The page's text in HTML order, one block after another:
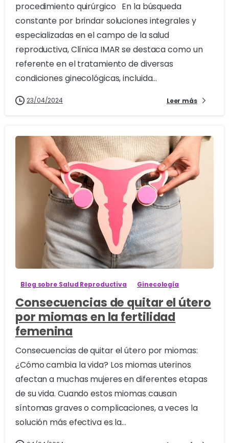
procedimiento quirúrgico En la búsqueda
constante por brindar soluciones integrales y
especializadas en el campo de la salud
reproductiva, Clínica IMAR se destaca como un
referente en el tratamiento de diversas
condiciones ginecológicas, incluida...
23/04/2024 Leer más
Blog sobre Salud Reproductiva Ginecología
Consecuencias de quitar el útero
por miomas en la fertilidad
femenina
Consecuencias de quitar el útero por miomas:
¿Cómo cambia la vida? Los miomas uterinos
afectan a muchas mujeres en diferentes etapas
de su vida. Cuando estos miomas causan
síntomas graves o complicaciones, a veces la
solución más efectiva es la...